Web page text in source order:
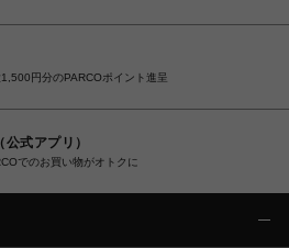
円分のPARCOポイント進呈
式アプリ）
でのお買い物がオトクに